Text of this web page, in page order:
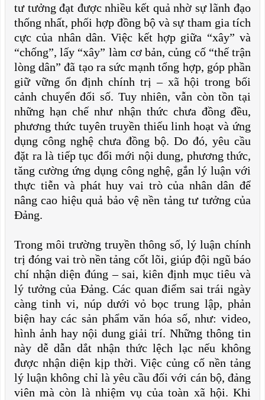
tư tưởng đạt được nhiều kết quả nhờ sự lãnh đạo
thống nhất, phối hợp đồng bộ và sự tham gia tích
cực của nhân dân. Việc kết hợp giữa “xây” và
“chống”, lấy “xây” làm cơ bản, củng cố “thế trận
lòng dân” đã tạo ra sức mạnh tổng hợp, góp phần
giữ vững ổn định chính trị – xã hội trong bối
cảnh chuyển đổi số. Tuy nhiên, vẫn còn tồn tại
những hạn chế như nhận thức chưa đồng đều,
phương thức tuyên truyền thiếu linh hoạt và ứng
dụng công nghệ chưa đồng bộ. Do đó, yêu cầu
đặt ra là tiếp tục đổi mới nội dung, phương thức,
tăng cường ứng dụng công nghệ, gắn lý luận với
thực tiễn và phát huy vai trò của nhân dân để
nâng cao hiệu quả bảo vệ nền tảng tư tưởng của
Đảng.
Trong môi trường truyền thông số, lý luận chính
trị đóng vai trò nền tảng cốt lõi, giúp đội ngũ báo
chí nhận diện đúng – sai, kiên định mục tiêu và
lý tưởng của Đảng. Các quan điểm sai trái ngày
càng tinh vi, núp dưới vỏ bọc trung lập, phản
biện hay các sản phẩm văn hóa số, như: video,
hình ảnh hay nội dung giải trí. Những thông tin
này dễ dẫn dắt nhận thức lệch lạc nếu không
được nhận diện kịp thời. Việc củng cố nền tảng
lý luận không chỉ là yêu cầu đối với cán bộ, đảng
viên mà còn là nhiệm vụ của toàn xã hội. Khi